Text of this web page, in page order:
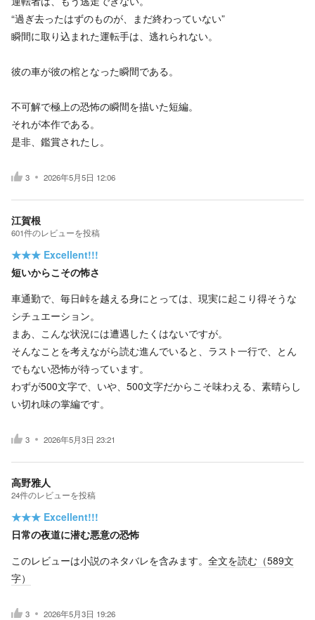
“過ぎ去ったはずのものが、まだ終わっていない”
瞬間に取り込まれた運転手は、逃れられない。
彼の車が彼の棺となった瞬間である。
不可解で極上の恐怖の瞬間を描いた短編。
それが本作である。
是非、鑑賞されたし。
3 2026年5月5日 12:06
江賀根
601件のレビューを投稿
★★★ Excellent!!!
短いからこその怖さ
車通勤で、毎日峠を越える身にとっては、現実に起こり得そうな
シチュエーション。
まあ、こんな状況には遭遇したくはないですが。
そんなことを考えながら読む進んでいると、ラスト一行で、とん
でもない恐怖が待っています。
わずが500文字で、いや、500文字だからこそ味わえる、素晴らし
い切れ味の掌編です。
3 2026年5月3日 23:21
高野雅人
24件のレビューを投稿
★★★ Excellent!!!
日常の夜道に潜む悪意の恐怖
このレビューは小説のネタバレを含みます。 全文を読む（589文
字）
3 2026年5月3日 19:26